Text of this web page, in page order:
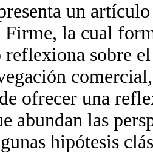
un
la cual
sobre
ofrecer una
abundan las
hipótesis